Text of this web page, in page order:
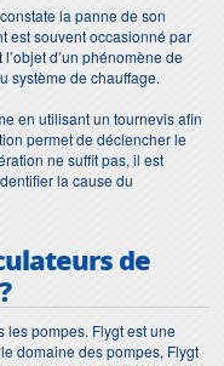
la panne de son
est souvent occasionné par
d’un phénomène de
système de chauffage.
en utilisant un tournevis afin
permet de déclencher le
ne suffit pas, il est
la cause du
de
?
les pompes. Flygt est une
domaine des pompes, Flygt